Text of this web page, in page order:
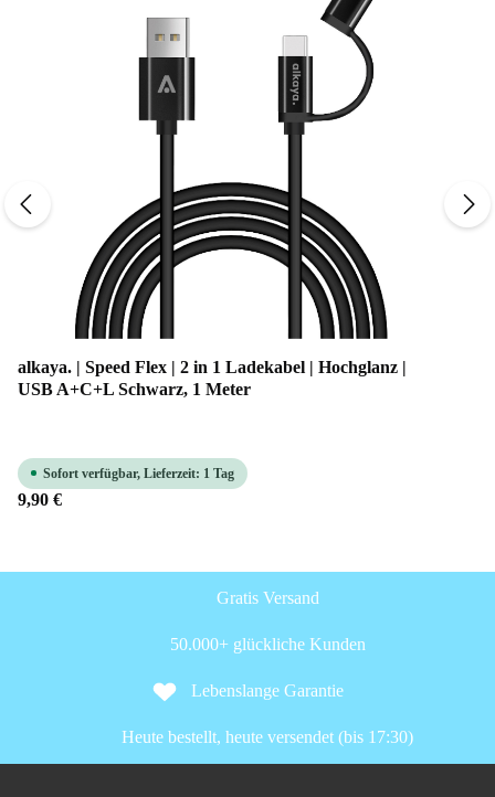
alkaya. | Speed Flex | 2 in 1 Ladekabel | Hochglanz |
USB A+C+L Schwarz, 1 Meter
Sofort verfügbar, Lieferzeit: 1 Tag
9,90 €
Gratis Versand
50.000+ glückliche Kunden
Lebenslange Garantie
Heute bestellt, heute versendet (bis 17:30)